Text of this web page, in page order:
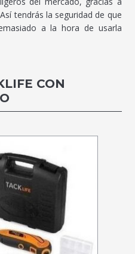
tendrás la seguridad de que
a la hora de usarla
CON